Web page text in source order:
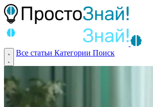
Все статьи Категории Поиск